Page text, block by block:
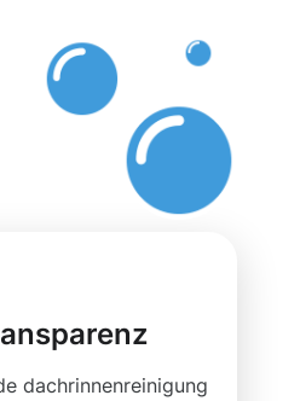
dachrinnenreinigung